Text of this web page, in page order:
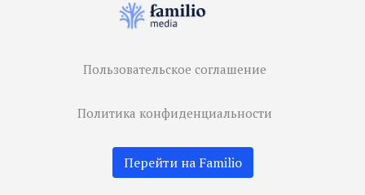
Пользовательское соглашение
Политика конфиденциальности
Перейти на Familio